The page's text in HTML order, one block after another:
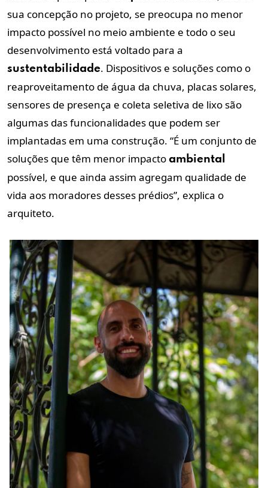
sua concepção no projeto, se preocupa no menor
impacto possível no meio ambiente e todo o seu
desenvolvimento está voltado para a
sustentabilidade. Dispositivos e soluções como o
reaproveitamento de água da chuva, placas solares,
sensores de presença e coleta seletiva de lixo são
algumas das funcionalidades que podem ser
implantadas em uma construção. “É um conjunto de
soluções que têm menor impacto ambiental
possível, e que ainda assim agregam qualidade de
vida aos moradores desses prédios”, explica o
arquiteto.